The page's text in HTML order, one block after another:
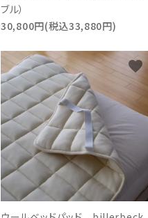
ブル）
30,800円(税込33,880円)
favorite